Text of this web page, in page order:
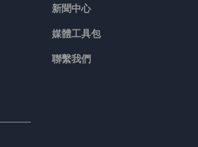
新聞中心
媒體工具包
聯繫我們